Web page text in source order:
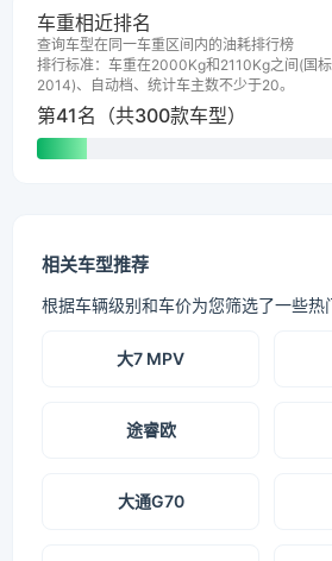
车重相近排名
查询车型在同一车重区间内的油耗排行榜
排行标准：车重在2000Kg和2110Kg之间(国
2014)、自动档、统计车主数不少于20。
第41名（共300款车型）
相关车型推荐
根据车辆级别和车价为您筛选了一些热
大7 MPV
途睿欧
大通G70